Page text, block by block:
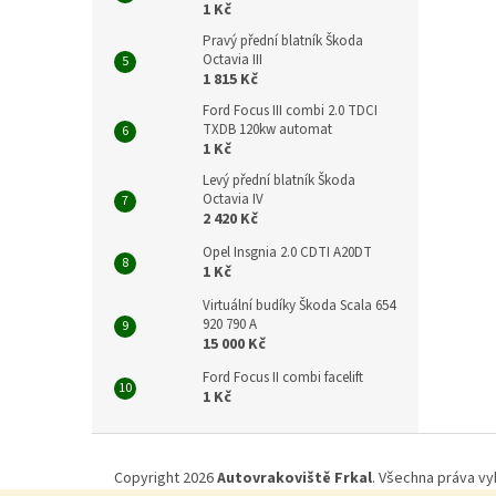
1 Kč
Pravý přední blatník Škoda
Octavia III
1 815 Kč
Ford Focus III combi 2.0 TDCI
TXDB 120kw automat
1 Kč
Levý přední blatník Škoda
Octavia IV
2 420 Kč
Opel Insgnia 2.0 CDTI A20DT
1 Kč
Virtuální budíky Škoda Scala 654
920 790 A
15 000 Kč
Ford Focus II combi facelift
1 Kč
Copyright 2026Autovrakoviště Frkal. Všechna práva